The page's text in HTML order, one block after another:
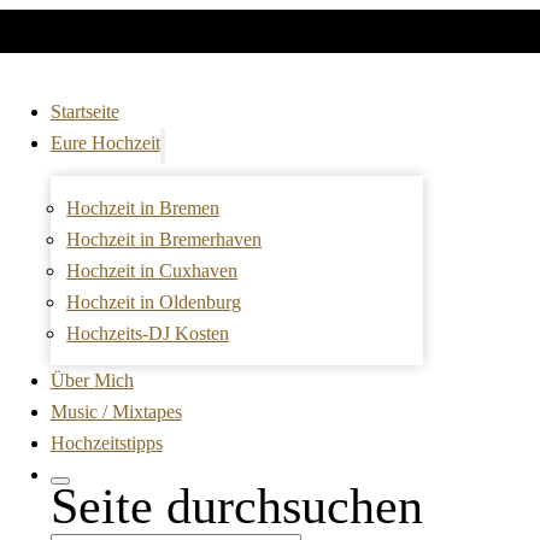
Startseite
Eure Hochzeit
Hochzeit in Bremen
Hochzeit in Bremerhaven
Hochzeit in Cuxhaven
Hochzeit in Oldenburg
Hochzeits-DJ Kosten
Über Mich
Music / Mixtapes
Hochzeitstipps
Seite durchsuchen